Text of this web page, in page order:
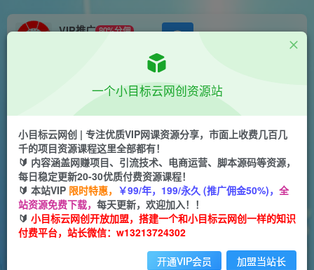
VIP推广 80%分佣
会员专属 正文
（7081期）2023短视频直播实操课，账号定位、
带货账号搭建、选品等
一个小目标云网创
2年前发布
关注 私信
1233 147
此内容为付费阅读，请付费后查看
付费阅读
一个小目标云网创资源站
小目标云网创 | 专注优质VIP网课资源分享，市面上收费几百几
千的项目资源课程这里全部都有！
🔰 内容涵盖网赚项目、引流技术、电商运营、脚本源码等资源，
每日稳定更新20-30优质付费资源课程！
🔰 本站VIP 限时特惠， ￥99/年，199/永久 (推广佣金50%)， 全
站资源免费下载， 每天更新，欢迎加入！！
🔰 小目标云网创开放加盟，搭建一个和小目标云网创一样的知识
付费平台，站长微信：w13213724302
开通VIP会员 加盟当站长